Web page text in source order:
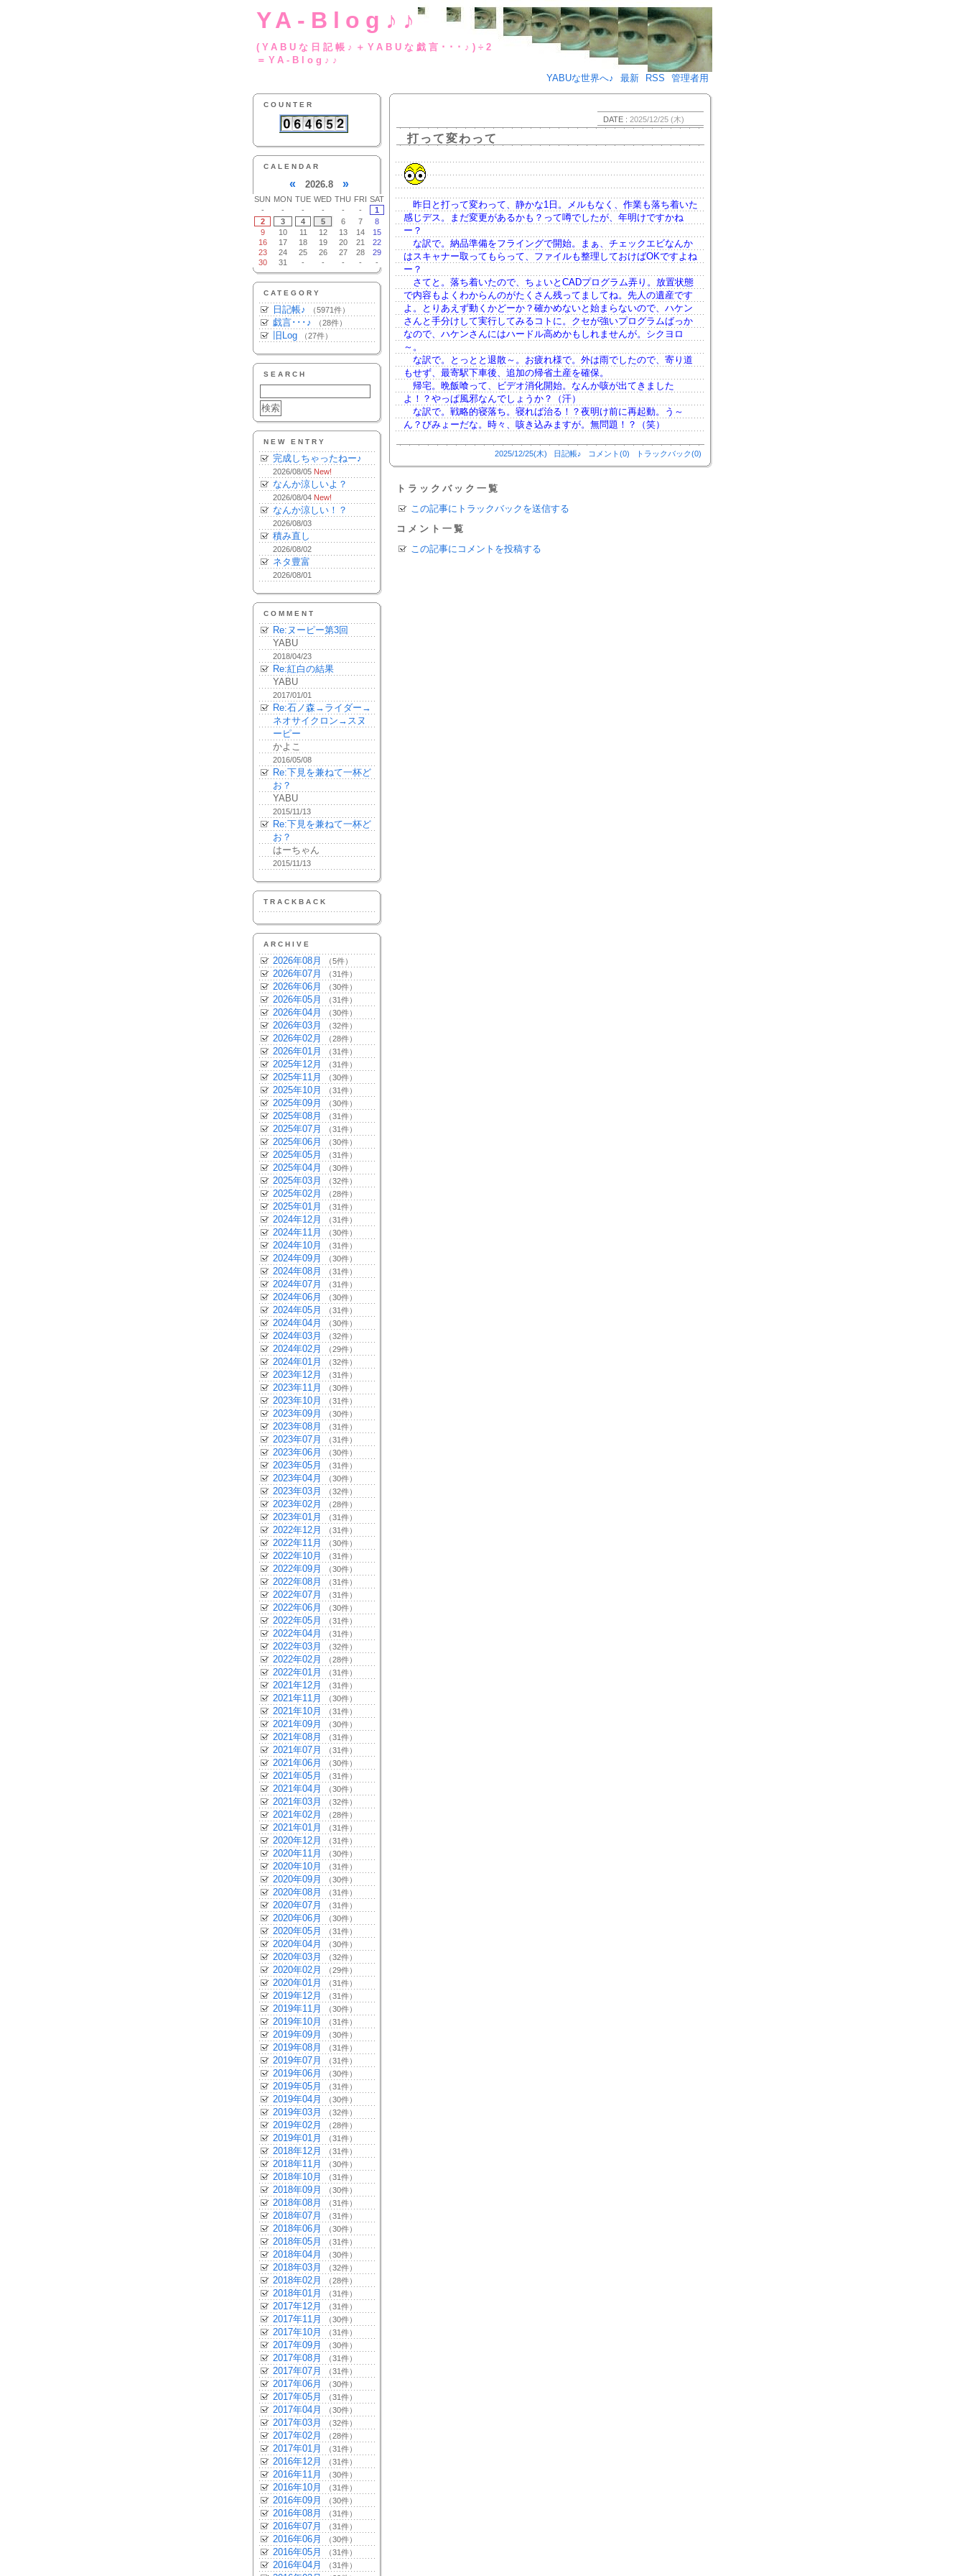
YA-Blog♪♪
(YABUな日記帳♪＋YABUな戯言･･･♪)÷2
＝YA-Blog♪♪
YABUな世界へ♪
最新 RSS 管理者用
COUNTER
CALENDAR
« 2026.8 »
SUN MON TUE WED THU FRI SAT
-
- - - - -
1
2
3 4 5 6 7
8
9
10 11 12 13 14
15
16
17 18 19 20 21
22
23
24 25 26 27 28
29
30
31 - - - - -
CATEGORY
日記帳♪ （5971件）
戯言･･･♪ （28件）
旧Log （27件）
SEARCH
NEW ENTRY
完成しちゃったねー♪
2026/08/05 New!
なんか涼しいよ？
2026/08/04 New!
なんか涼しい！？
2026/08/03
積み直し
2026/08/02
ネタ豊富
2026/08/01
COMMENT
Re:ヌーピー第3回
YABU
2018/04/23
Re:紅白の結果
YABU
2017/01/01
Re:石ノ森→ライダー→
ネオサイクロン→スヌ
ーピー
かよこ
2016/05/08
Re:下見を兼ねて一杯ど
お？
YABU
2015/11/13
Re:下見を兼ねて一杯ど
お？
はーちゃん
2015/11/13
TRACKBACK
ARCHIVE
2026年08月 （5件）
2026年07月 （31件）
2026年06月 （30件）
2026年05月 （31件）
2026年04月 （30件）
2026年03月 （32件）
2026年02月 （28件）
2026年01月 （31件）
2025年12月 （31件）
2025年11月 （30件）
2025年10月 （31件）
2025年09月 （30件）
2025年08月 （31件）
2025年07月 （31件）
2025年06月 （30件）
2025年05月 （31件）
2025年04月 （30件）
2025年03月 （32件）
2025年02月 （28件）
2025年01月 （31件）
2024年12月 （31件）
2024年11月 （30件）
2024年10月 （31件）
2024年09月 （30件）
2024年08月 （31件）
2024年07月 （31件）
2024年06月 （30件）
2024年05月 （31件）
2024年04月 （30件）
2024年03月 （32件）
2024年02月 （29件）
2024年01月 （32件）
2023年12月 （31件）
2023年11月 （30件）
2023年10月 （31件）
2023年09月 （30件）
2023年08月 （31件）
2023年07月 （31件）
2023年06月 （30件）
2023年05月 （31件）
2023年04月 （30件）
2023年03月 （32件）
2023年02月 （28件）
2023年01月 （31件）
2022年12月 （31件）
2022年11月 （30件）
2022年10月 （31件）
2022年09月 （30件）
2022年08月 （31件）
2022年07月 （31件）
2022年06月 （30件）
2022年05月 （31件）
2022年04月 （31件）
2022年03月 （32件）
2022年02月 （28件）
2022年01月 （31件）
2021年12月 （31件）
2021年11月 （30件）
2021年10月 （31件）
2021年09月 （30件）
2021年08月 （31件）
2021年07月 （31件）
2021年06月 （30件）
2021年05月 （31件）
2021年04月 （30件）
2021年03月 （32件）
2021年02月 （28件）
2021年01月 （31件）
2020年12月 （31件）
2020年11月 （30件）
2020年10月 （31件）
2020年09月 （30件）
2020年08月 （31件）
2020年07月 （31件）
2020年06月 （30件）
2020年05月 （31件）
2020年04月 （30件）
2020年03月 （32件）
2020年02月 （29件）
2020年01月 （31件）
2019年12月 （31件）
2019年11月 （30件）
2019年10月 （31件）
2019年09月 （30件）
2019年08月 （31件）
2019年07月 （31件）
2019年06月 （30件）
2019年05月 （31件）
2019年04月 （30件）
2019年03月 （32件）
2019年02月 （28件）
2019年01月 （31件）
2018年12月 （31件）
2018年11月 （30件）
2018年10月 （31件）
2018年09月 （30件）
2018年08月 （31件）
2018年07月 （31件）
2018年06月 （30件）
2018年05月 （31件）
2018年04月 （30件）
2018年03月 （32件）
2018年02月 （28件）
2018年01月 （31件）
2017年12月 （31件）
2017年11月 （30件）
2017年10月 （31件）
2017年09月 （30件）
2017年08月 （31件）
2017年07月 （31件）
2017年06月 （30件）
2017年05月 （31件）
2017年04月 （30件）
2017年03月 （32件）
2017年02月 （28件）
2017年01月 （31件）
2016年12月 （31件）
2016年11月 （30件）
2016年10月 （31件）
2016年09月 （30件）
2016年08月 （31件）
2016年07月 （31件）
2016年06月 （30件）
2016年05月 （31件）
2016年04月 （31件）
DATE : 2025/12/25 (木)
打って変わって
昨日と打って変わって、静かな1日。メルもなく、作業も落ち着いた
感じデス。まだ変更があるかも？って噂でしたが、年明けですかね
ー？
な訳で。納品準備をフライングで開始。まぁ、チェックエビなんか
はスキャナー取ってもらって、ファイルも整理しておけばOKですよね
ー？
さてと。落ち着いたので、ちょいとCADプログラム弄り。放置状態
で内容もよくわからんのがたくさん残ってましてね。先人の遺産です
よ。とりあえず動くかどーか？確かめないと始まらないので、ハケン
さんと手分けして実行してみるコトに。クセが強いプログラムばっか
なので、ハケンさんにはハードル高めかもしれませんが。シクヨロ
～。
な訳で。とっとと退散～。お疲れ様で。外は雨でしたので、寄り道
もせず、最寄駅下車後、追加の帰省土産を確保。
帰宅。晩飯喰って、ビデオ消化開始。なんか咳が出てきました
よ！？やっぱ風邪なんでしょうか？（汗）
な訳で。戦略的寝落ち。寝れば治る！？夜明け前に再起動。う～
ん？びみょーだな。時々、咳き込みますが。無問題！？（笑）
2025/12/25(木) 日記帳♪ コメント(0) トラックバック(0)
トラックバック一覧
この記事にトラックバックを送信する
コメント一覧
この記事にコメントを投稿する